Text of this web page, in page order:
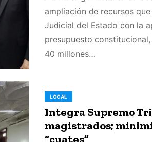
ampliación de recursos
Judicial del Estado con la
presupuesto
40 millones…
LOCAL
Integra Supremo
magistrados;